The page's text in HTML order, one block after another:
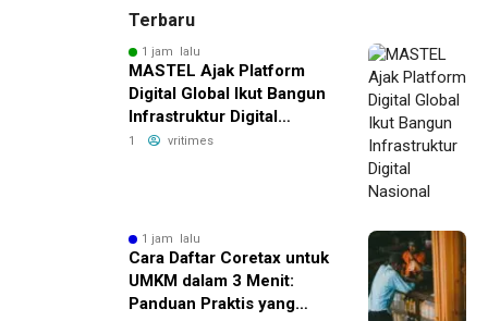
Terbaru
1 jam lalu
MASTEL Ajak Platform
Digital Global Ikut Bangun
Infrastruktur Digital
Nasional
1 vritimes
1 jam lalu
Cara Daftar Coretax untuk
UMKM dalam 3 Menit:
Panduan Praktis yang